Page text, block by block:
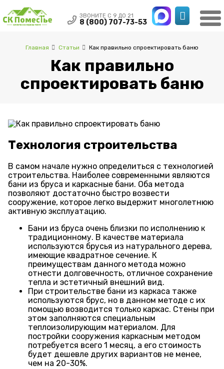
ЗВОНИТЕ С 9 ДО 21
8 (800) 707-73-53
Как правильно
спроектировать баню
Главная Статьи Как правильно спроектировать баню
Технология строительства
В самом начале нужно определиться с технологией
строительства. Наиболее современными являются
бани из бруса и каркасные бани. Оба метода
позволяют достаточно быстро возвести
сооружение, которое легко выдержит многолетнюю
активную эксплуатацию.
Бани из бруса очень близки по исполнению к
традиционному. В качестве материала
используются брусья из натурального дерева,
имеющие квадратное сечение. К
преимуществам данного метода можно
отнести долговечность, отличное сохранение
тепла и эстетичный внешний вид.
При строительстве бани из каркаса также
используются брус, но в данном методе с их
помощью возводится только каркас. Стены при
этом заполняются специальным
теплоизолирующим материалом. Для
постройки сооружения каркасным методом
потребуется всего 1 месяц, а его стоимость
будет дешевле других вариантов не менее,
чем на 20-30%.